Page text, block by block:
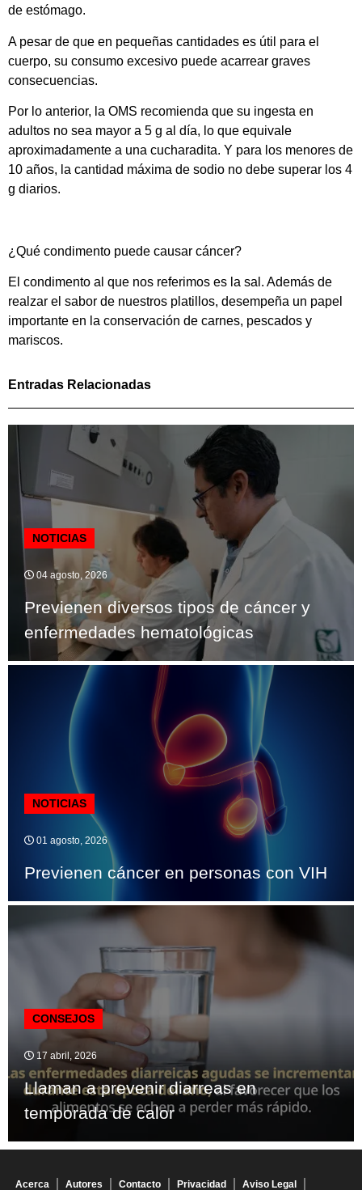
de estómago.
A pesar de que en pequeñas cantidades es útil para el
cuerpo, su consumo excesivo puede acarrear graves
consecuencias.
Por lo anterior, la OMS recomienda que su ingesta en
adultos no sea mayor a 5 g al día, lo que equivale
aproximadamente a una cucharadita. Y para los menores de
10 años, la cantidad máxima de sodio no debe superar los 4
g diarios.
¿Qué condimento puede causar cáncer?
El condimento al que nos referimos es la sal. Además de
realzar el sabor de nuestros platillos, desempeña un papel
importante en la conservación de carnes, pescados y
mariscos.
Entradas Relacionadas
NOTICIAS
04 agosto, 2026
Previenen diversos tipos de cáncer y
enfermedades hematológicas
NOTICIAS
01 agosto, 2026
Previenen cáncer en personas con VIH
CONSEJOS
17 abril, 2026
Llaman a prevenir diarreas en
temporada de calor
Acerca Autores Contacto Privacidad Aviso Legal